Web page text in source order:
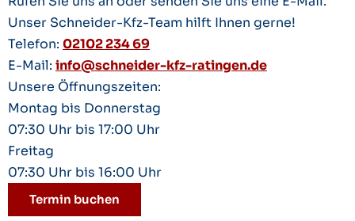
Unser Schneider-Kfz-Team hilft Ihnen gerne!
Telefon: 02102 234 69
E-Mail: info@schneider-kfz-ratingen.de
Unsere Öffnungszeiten:
Montag bis Donnerstag
07:30 Uhr bis 17:00 Uhr
Freitag
07:30 Uhr bis 16:00 Uhr
Termin buchen